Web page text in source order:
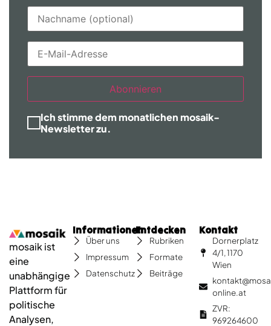
Abonnieren
Ich stimme dem monatlichen mosaik-
Newsletter zu.
mosaik ist
eine
unabhängige
Plattform für
politische
Analysen,
Informationen
Über uns
Impressum
Datenschutz
Entdecken
Rubriken
Formate
Beiträge
Kontakt
Dornerplatz
4/1, 1170
Wien
online.at
ZVR:
969264600